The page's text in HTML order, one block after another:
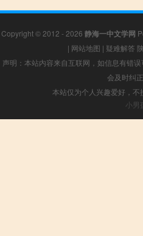
Copyright © 2012 - 2026 静海一中文学网
| 网站地图 | 疑难解答
声明：本站内容来自互联网，如信息有错
会及时纠
本站仅为个人兴趣爱好，
小男